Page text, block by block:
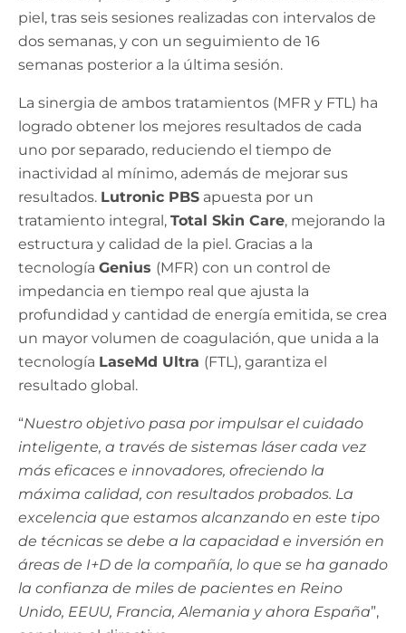
piel, tras seis sesiones realizadas con intervalos de
dos semanas, y con un seguimiento de 16
semanas posterior a la última sesión.
La sinergia de ambos tratamientos (MFR y FTL) ha
logrado obtener los mejores resultados de cada
uno por separado, reduciendo el tiempo de
inactividad al mínimo, además de mejorar sus
resultados. Lutronic PBS apuesta por un
tratamiento integral, Total Skin Care, mejorando la
estructura y calidad de la piel. Gracias a la
tecnología Genius (MFR) con un control de
impedancia en tiempo real que ajusta la
profundidad y cantidad de energía emitida, se crea
un mayor volumen de coagulación, que unida a la
tecnología LaseMd Ultra (FTL), garantiza el
resultado global.
“Nuestro objetivo pasa por impulsar el cuidado
inteligente, a través de sistemas láser cada vez
más eficaces e innovadores, ofreciendo la
máxima calidad, con resultados probados. La
excelencia que estamos alcanzando en este tipo
de técnicas se debe a la capacidad e inversión en
áreas de I+D de la compañía, lo que se ha ganado
la confianza de miles de pacientes en Reino
Unido, EEUU, Francia, Alemania y ahora España”,